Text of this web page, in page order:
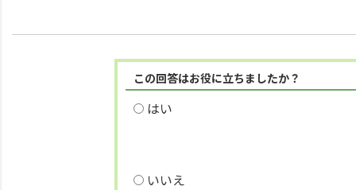
この回答はお役に立ちましたか？
はい
いいえ